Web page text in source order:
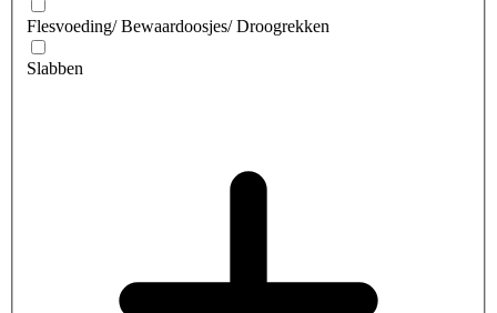
Flesvoeding/ Bewaardoosjes/ Droogrekken
Slabben